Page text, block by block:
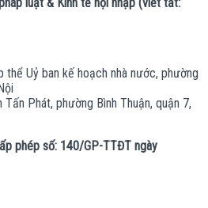
luật & Kinh tế hội nhập (viết tắt:
thể Uỷ ban kế hoạch nhà nước, phường
Tấn Phát, phường Bình Thuận, quận 7,
phép số: 140/GP-TTĐT ngày